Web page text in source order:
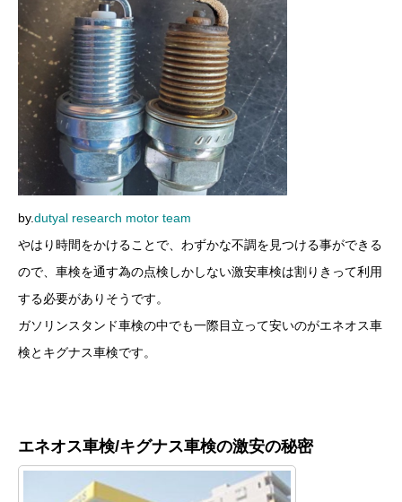
by.dutyal research motor team
やはり時間をかけることで、わずかな不調を見つける事ができる
ので、車検を通す為の点検しかしない激安車検は割りきって利用
する必要がありそうです。
ガソリンスタンド車検の中でも一際目立って安いのがエネオス車
検とキグナス車検です。
エネオス車検/キグナス車検の激安の秘密